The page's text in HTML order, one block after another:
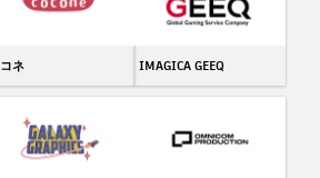
ネ IMAGICA GEEQ